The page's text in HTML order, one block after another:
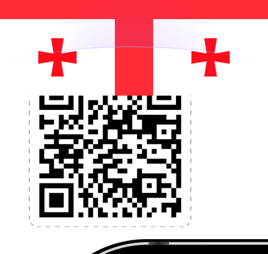
l'application dès aujourd'hui !